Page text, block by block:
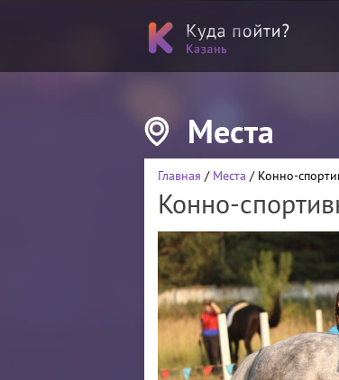
Места
Главная / Места / Конно-
Конно-